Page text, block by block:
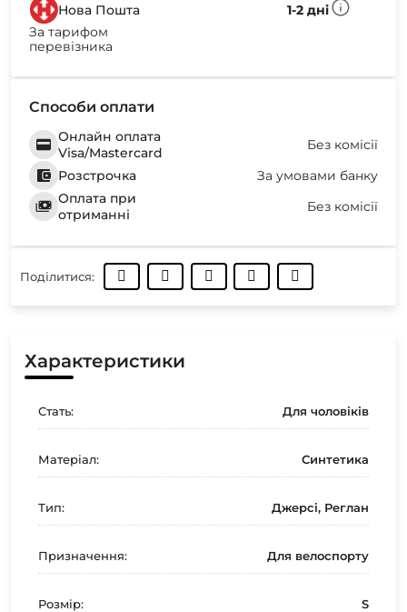
Нова Пошта
1-2 дні
За тарифом
перевізника
Способи оплати
Онлайн оплата
Visa/Mastercard
Без комісії
Розстрочка
За умовами банку
Оплата при
отриманні
Без комісії
Поділитися:
Характеристики
Стать: Для чоловіків
Матеріал: Синтетика
Тип: Джерсі, Реглан
Призначення: Для велоспорту
Розмір: S